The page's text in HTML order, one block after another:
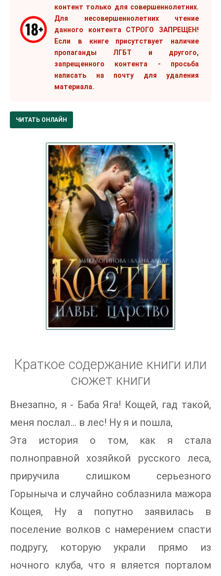
контент только для совершеннолетних.
Для несовершеннолетних чтение
данного контента СТРОГО ЗАПРЕЩЕН!
Если в книге присутствует наличие
пропаганды ЛГБТ и другого,
запрещенного контента - просьба
написать на почту для удаления
материала.
ЧИТАТЬ ОНЛАЙН
Краткое содержание книги или
сюжет книги
Внезапно, я - Баба Яга! Кощей, гад такой,
меня послал... в лес! Ну я и пошла,
Эта история о том, как я стала
полноправной хозяйкой русского леса,
приручила слишком серьезного
Горыныча и случайно соблазнила мажора
Кощея, Ну а попутно заявилась в
поселение волков с намерением спасти
подругу, которую украли прямо из
ночного клуба, что я вляется порталом